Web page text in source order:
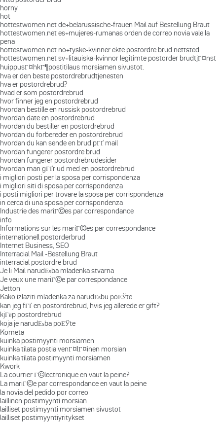
horny
hot
hottestwomen.net de+belarussische-frauen Mail auf Bestellung Braut
hottestwomen.net es+mujeres-rumanas orden de correo novia vale la
pena
hottestwomen.net no+tyske-kvinner ekte postordre brud nettsted
hottestwomen.net sv+litauiska-kvinnor legitimte postorder brudtjГ¤nst
huippusГ¤hkГ¶postitilaus morsiamen sivustot.
hva er den beste postordrebrudtjenesten
hva er postordrebrud?
hvad er som postordrebrud
hvor finner jeg en postordrebrud
hvordan bestille en russisk postordrebrud
hvordan date en postordrebrud
hvordan du bestiller en postordrebrud
hvordan du forbereder en postordrebrud
hvordan du kan sende en brud pГҐ mail
hvordan fungerer postordre brud
hvordan fungerer postordrebrudesider
hvordan man gГҐr ud med en postordrebrud
i migliori posti per la sposa per corrispondenza
i migliori siti di sposa per corrispondenza
i posti migliori per trovare la sposa per corrispondenza
in cerca di una sposa per corrispondenza
Industrie des mariГ©es par correspondance
info
Informations sur les mariГ©es par correspondance
internationell postorderbrud
Internet Business, SEO
Interracial Mail -Bestellung Braut
interracial postordre brud
Je li Mail narudЕѕba mladenka stvarna
Je veux une mariГ©e par correspondance
Jetton
Kako izlaziti mladenka za narudЕѕbu poЕЎte
kan jeg fГҐ en postordrebrud, hvis jeg allerede er gift?
kjГёp postordrebrud
koja je narudЕѕba poЕЎte
Kometa
kuinka postimyynti morsiamen
kuinka tilata postia venГ¤lГ¤inen morsian
kuinka tilata postimyynti morsiamen
Kwork
La courrier Г©lectronique en vaut la peine?
La mariГ©e par correspondance en vaut la peine
la novia del pedido por correo
laillinen postimyynti morsian
lailliset postimyynti morsiamen sivustot
lailliset postimyyntiyritykset